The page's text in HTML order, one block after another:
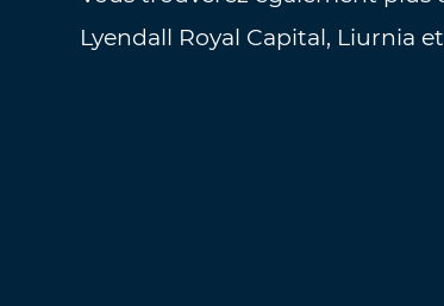
Lyendall Royal Capital, Liurnia